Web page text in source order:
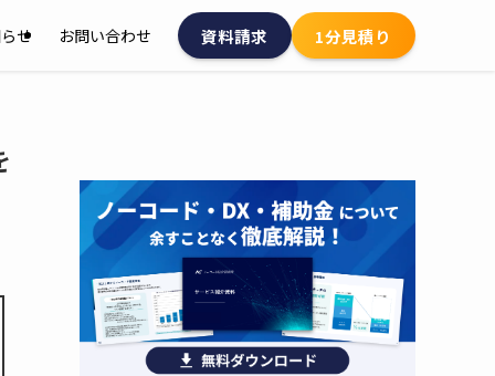
せ お問い合わせ 資料請求 1分見積り